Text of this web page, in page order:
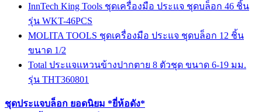
InnTech King Tools ชุดเครื่องมือ ประแจ ชุดบล็อก 46 ชิ้น
รุ่น WKT-46PCS
MOLITA TOOLS ชุดเครื่องมือ ประแจ ชุดบล็อก 12 ชิ้น
ขนาด 1/2
Total ประแจแหวนข้างปากตาย 8 ตัวชุด ขนาด 6-19 มม.
รุ่น THT360801
ชุดประแจบล็อก ยอดนิยม *ยี่ห้อดัง*